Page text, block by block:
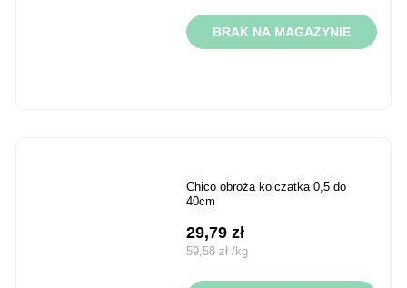
BRAK NA MAGAZYNIE
chico obroża kolczatka 0,5 do
40cm
29,79zł
59,58zł /kg